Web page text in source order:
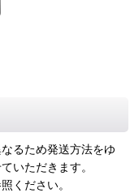
るため発送方法をゆ
いただきます。
ください。